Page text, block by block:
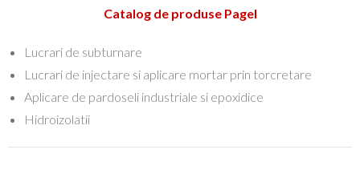
Catalog de produse Pagel
Lucrari de subturnare
Lucrari de injectare si aplicare mortar prin torcretare
Aplicare de pardoseli industriale si epoxidice
Hidroizolatii